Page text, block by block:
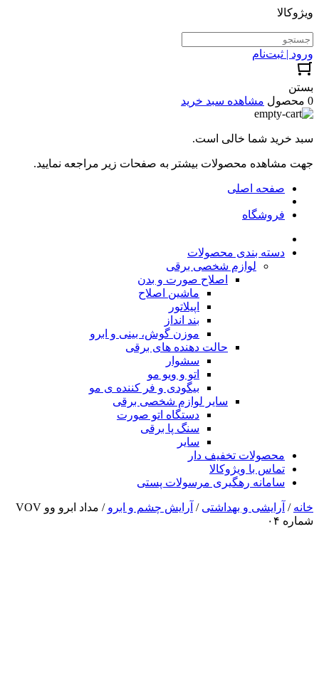
ویژوکالا
ورود | ثبت‌نام
بستن
0 محصول
مشاهده سبد خرید
سبد خرید شما خالی است.
جهت مشاهده محصولات بیشتر به صفحات زیر مراجعه نمایید.
صفحه اصلی
فروشگاه
دسته بندی محصولات
لوازم شخصی برقی
اصلاح صورت و بدن
ماشین اصلاح
اپیلاتور
بند انداز
موزن گوش، بینی و ابرو
حالت دهنده های برقی
سشوار
اتو و ویو مو
بیگودی و فر کننده ی مو
سایر لوازم شخصی برقی
دستگاه اتو صورت
سنگ پا برقی
سایر
محصولات تخفیف دار
تماس با ویژوکالا
سامانه رهگیری مرسولات پستی
خانه / آرایشی و بهداشتی / آرایش چشم و ابرو
/ مداد ابرو وو VOV
شماره ۰۴